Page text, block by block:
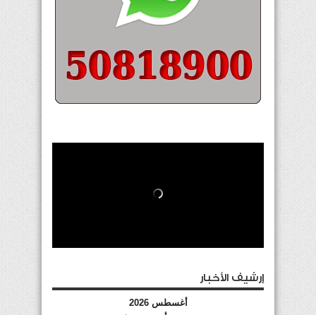
إرشيف الأخبار
أغسطس 2026